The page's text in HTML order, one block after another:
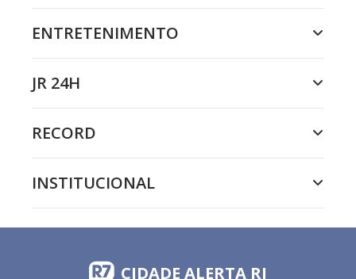
ENTRETENIMENTO
JR 24H
RECORD
INSTITUCIONAL
CIDADE ALERTA RJ